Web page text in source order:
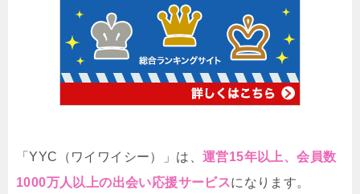
「YYC（ワイワイシー）」は、 運営15年以上、会員数
1000万人以上の出会い応援サービスになります。